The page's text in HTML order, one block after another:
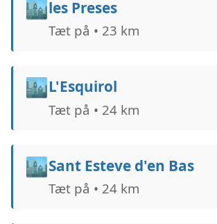
🏙️les Preses
Tæt på • 23 km
🏙️L'Esquirol
Tæt på • 24 km
🏙️Sant Esteve d'en Bas
Tæt på • 24 km